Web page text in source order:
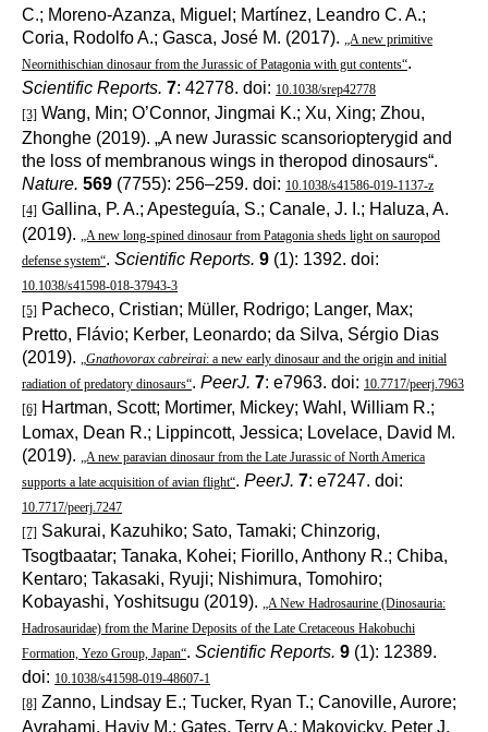
C.; Moreno-Azanza, Miguel; Martínez, Leandro C. A.;
Coria, Rodolfo A.; Gasca, José M. (2017). „A new primitive
Neornithischian dinosaur from the Jurassic of Patagonia with gut contents“.
Scientific Reports. 7: 42778. doi: 10.1038/srep42778
[3] Wang, Min; O’Connor, Jingmai K.; Xu, Xing; Zhou,
Zhonghe (2019). „A new Jurassic scansoriopterygid and
the loss of membranous wings in theropod dinosaurs“.
Nature. 569 (7755): 256–259. doi: 10.1038/s41586-019-1137-z
[4] Gallina, P. A.; Apesteguía, S.; Canale, J. I.; Haluza, A.
(2019). „A new long-spined dinosaur from Patagonia sheds light on sauropod
defense system“. Scientific Reports. 9 (1): 1392. doi:
10.1038/s41598-018-37943-3
[5] Pacheco, Cristian; Müller, Rodrigo; Langer, Max;
Pretto, Flávio; Kerber, Leonardo; da Silva, Sérgio Dias
(2019). „Gnathovorax cabreirai: a new early dinosaur and the origin and initial
radiation of predatory dinosaurs“. PeerJ. 7: e7963. doi: 10.7717/peerj.7963
[6] Hartman, Scott; Mortimer, Mickey; Wahl, William R.;
Lomax, Dean R.; Lippincott, Jessica; Lovelace, David M.
(2019). „A new paravian dinosaur from the Late Jurassic of North America
supports a late acquisition of avian flight“. PeerJ. 7: e7247. doi:
10.7717/peerj.7247
[7] Sakurai, Kazuhiko; Sato, Tamaki; Chinzorig,
Tsogtbaatar; Tanaka, Kohei; Fiorillo, Anthony R.; Chiba,
Kentaro; Takasaki, Ryuji; Nishimura, Tomohiro;
Kobayashi, Yoshitsugu (2019). „A New Hadrosaurine (Dinosauria:
Hadrosauridae) from the Marine Deposits of the Late Cretaceous Hakobuchi
Formation, Yezo Group, Japan“. Scientific Reports. 9 (1): 12389.
doi: 10.1038/s41598-019-48607-1
[8] Zanno, Lindsay E.; Tucker, Ryan T.; Canoville, Aurore;
Avrahami, Haviv M.; Gates, Terry A.; Makovicky, Peter J.